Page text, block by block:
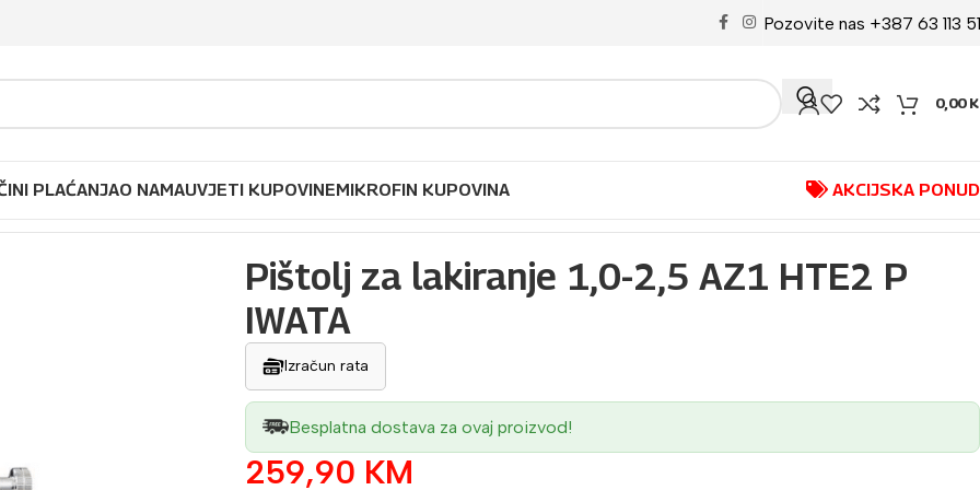
Pozovite nas +387 63 113
0,00
PLAĆANJAO NAMAUVJETI KUPOVINEMIKROFIN KUPOVINA AKCIJSKA
Pištolj za lakiranje 1,0-2,5 AZ1 HTE2 P
IWATA
Izračun rata
Besplatna dostava za ovaj proizvod!
259,90 KM